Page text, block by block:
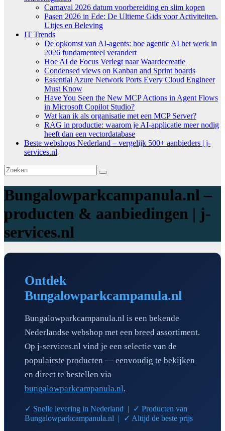
Carnaval 2026 datum voorbereiding en slim kopen
Pasen 2026 in Ede: De Ultieme Gids voor Activiteiten,
Uitjes en Beleving
IT Trends
De opkomst van AI-agents: hoe agentic AI het werk in
2026 fundamenteel verandert
Hoe AI de Focus Verlegt naar Waardecreatie
Condensed views on Kanban and Sprint boards
Essential Azure Network Ports Every Cloud Engineer
Must Know
Have You Seen the New MCP Actions in Agent Flows
in Microsoft Copilot Studio?
Wat kan ik als organisatie met een MCP Server?
RAG in productie: waarom je AI-applicatie meer nodig
heeft dan een vectordatabase
Beste webshops Nederland – vergelijk 500+ aanbieders | j-
services.nl
Bungalowparkcampanula.nl –
producten & aanbiedingen | j-
services.nl
Ontdek
Bungalowparkcampanula.nl
Bungalowparkcampanula.nl is een bekende
Nederlandse webshop met een breed assortiment.
Op j-services.nl vind je een selectie van de
populairste producten — eenvoudig te bekijken
en direct te bestellen via
bungalowparkcampanula.nl.
✓ Snelle levering in Nederland | ✓ Producten van
Bungalowparkcampanula.nl | ✓ Altijd de beste prijs